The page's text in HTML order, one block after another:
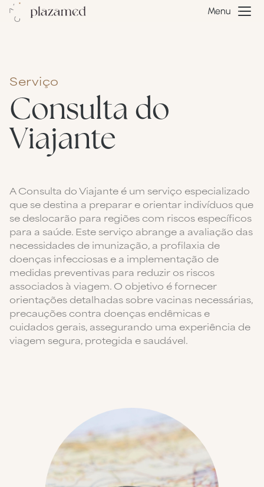
Menu
Serviço
Consulta do
Viajante
A Consulta do Viajante é um serviço especializado
que se destina a preparar e orientar indivíduos que
se deslocarão para regiões com riscos específicos
para a saúde. Este serviço abrange a avaliação das
necessidades de imunização, a profilaxia de
doenças infecciosas e a implementação de
medidas preventivas para reduzir os riscos
associados à viagem. O objetivo é fornecer
orientações detalhadas sobre vacinas necessárias,
precauções contra doenças endêmicas e
cuidados gerais, assegurando uma experiência de
viagem segura, protegida e saudável.